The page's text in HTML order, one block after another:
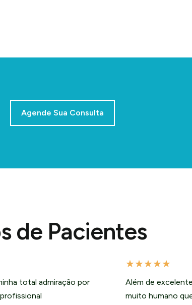
Agende Sua Consulta
de Pacientes
total admiração por
★★★★★
Além de
muito humano